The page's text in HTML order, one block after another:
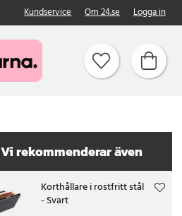
Kundservice Om 24.se Logga in
Vi rekommenderar även
Korthållare i rostfritt stål
- Svart